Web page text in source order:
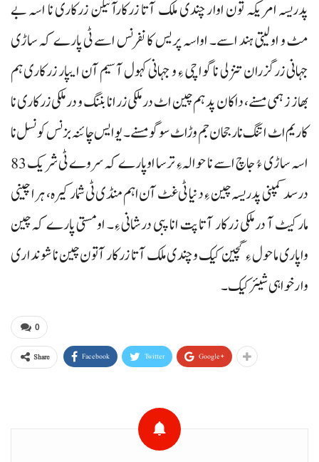
پدریسہ امریکہ تون اوار چندی ملک آتا زرکارآتیکن زرکاری نا اسہ بے
مٹ و اولیتی ہند اسے۔ اواسہ پریس کانفرنس اسے ٹی پارے کہ ساڑی
جہانی زرگزران تنزلی نا گواچی ءِ و جہانی کہول آ سیم آن ایپار زرکاری ہم
بھاز زہمی مسنے، داکان پد ہم چین اٹ درملکی زرانا بننگ و درملکی زرکاری نا
کاریم اٹ اتنگ نا رجحان جم وڑاٹ سوگو مسنے۔ یو ایس چائنہ بزنس کونسل نا
اسہ ساڑی ءُ جاچ اسے نا حوالہ ءِ ترسا اوپارے کہ سروے ٹی شریک 83
درسد کمپنی پدریسہ چین ءِ دنیا ٹی غٹ آن اہم منڈی ٹی شمار کیرہ، ہرا چینی
مارکیٹ آ درملکی زرکار آتا پت انا پبی درشانی ءِ۔ اومستی پارے کہ چین
واپاری ماحول ءِ گچین کیک و چندی ملک آتا زرکار آتون چین نا شونداری
وارخواہی شیئر کیک۔
0
Share Facebook Twitter Google+